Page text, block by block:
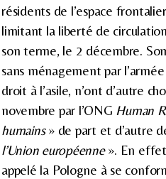
résidents de l’espace
limitant la liberté de
son terme, le 2 décembre.
sans ménagement par
droit à l’asile, n’ont d’autre
novembre par l’ONG Human
humains» de part et d’autre
l’Union européenne». En
appelé la Pologne à se